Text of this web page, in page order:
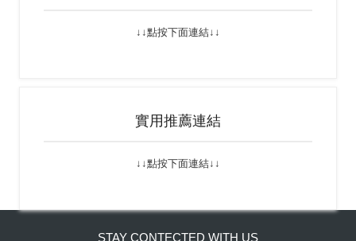
↓↓點按下面連結↓↓
實用推薦連結
↓↓點按下面連結↓↓
STAY CONTECTED WITH US